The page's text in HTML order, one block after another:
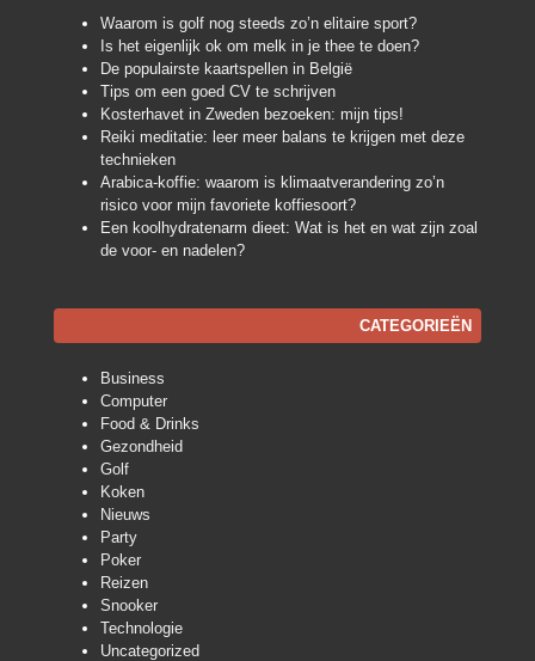
Waarom is golf nog steeds zo’n elitaire sport?
Is het eigenlijk ok om melk in je thee te doen?
De populairste kaartspellen in België
Tips om een goed CV te schrijven
Kosterhavet in Zweden bezoeken: mijn tips!
Reiki meditatie: leer meer balans te krijgen met deze
technieken
Arabica-koffie: waarom is klimaatverandering zo’n
risico voor mijn favoriete koffiesoort?
Een koolhydratenarm dieet: Wat is het en wat zijn zoal
de voor- en nadelen?
CATEGORIEËN
Business
Computer
Food & Drinks
Gezondheid
Golf
Koken
Nieuws
Party
Poker
Reizen
Snooker
Technologie
Uncategorized